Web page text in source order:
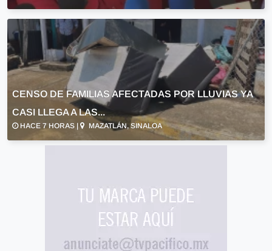
CENSO DE FAMILIAS AFECTADAS POR LLUVIAS YA
CASI LLEGA A LAS...
HACE 7 HORAS | MAZATLÁN, SINALOA